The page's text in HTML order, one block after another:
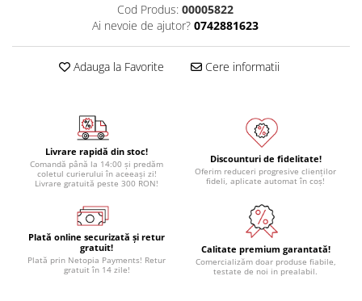
Module Wireless
Senzori Arduino
pentru Arduino
Termostate
Ecrane LCD, TFT, OLED
Motoare si variatoare
Variatoare turatie motoare
Surse de alimentare
Alimentatoare AC-DC
Cod Produs: 00005822
Ai nevoie de ajutor? 0742881623
Adauga la Favorite Cere informatii
Livrare rapidă din stoc!
Comandă până la 14:00 și predăm
coletul curierului în aceeași zi!
Livrare gratuită peste 300 RON!
Discounturi de fidelitate!
Oferim reduceri progresive clienților
fideli, aplicate automat în coș!
Plată online securizată și retur
gratuit!
Plată prin Netopia Payments! Retur
gratuit în 14 zile!
Calitate premium garantată!
Comercializăm doar produse fiabile,
testate de noi in prealabil.